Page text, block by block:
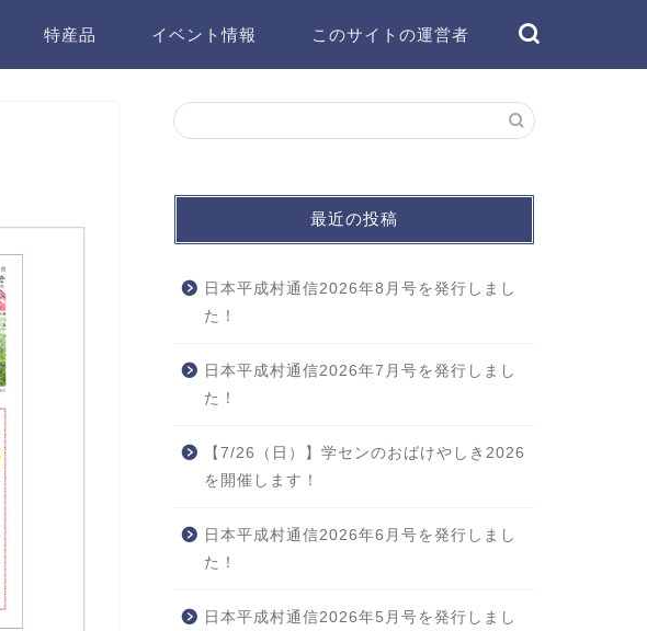
特産品 イベント情報 このサイトの運営者
最近の投稿
日本平成村通信2026年8月号を発行しまし
た！
日本平成村通信2026年7月号を発行しまし
た！
【7/26（日）】学センのおばけやしき2026
を開催します！
日本平成村通信2026年6月号を発行しまし
た！
日本平成村通信2026年5月号を発行しまし